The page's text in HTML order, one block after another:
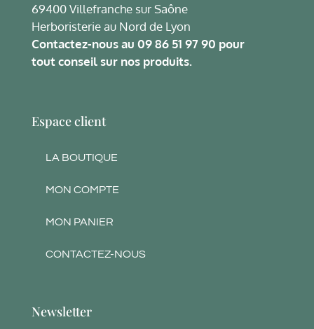
69400 Villefranche sur Saône
Herboristerie au Nord de Lyon
Contactez-nous au 09 86 51 97 90 pour
tout conseil sur nos produits.
Espace client
LA BOUTIQUE
MON COMPTE
MON PANIER
CONTACTEZ-NOUS
Newsletter